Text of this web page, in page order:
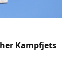
Kampfjets